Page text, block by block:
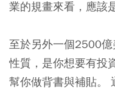
業的規畫來看，應該
至於另外一個2500
性質，是你想要有投
幫你做背書與補貼。